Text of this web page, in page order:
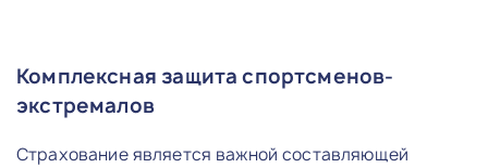
Комплексная защита спортсменов-
экстремалов
Страхование является важной составляющей